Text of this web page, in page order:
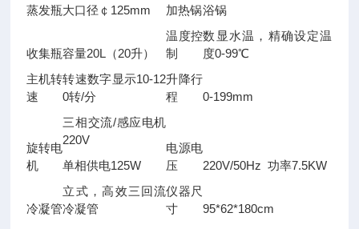
蒸发瓶大口径￠125mm
加热锅浴锅
收集瓶容量20L（20升）
温度控
制
数显水温，精确设定温
度0-99℃
主机转
速
转速数字显示10-12
0转/分
升降行
程
0-199mm
旋转电
机
三相交流/感应电机
220V
单相供电125W
电源电
压
220V/50Hz 功率7.5KW
冷凝管
立式，高效三回流
冷凝管
仪器尺
寸
95*62*180cm